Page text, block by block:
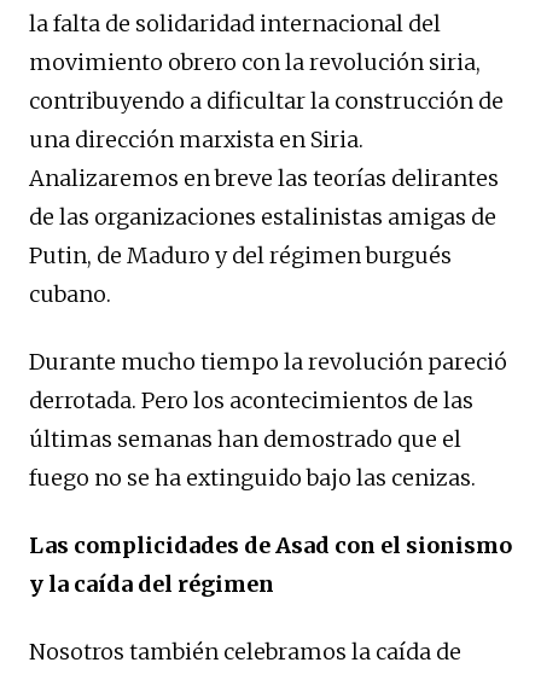
la falta de solidaridad internacional del
movimiento obrero con la revolución siria,
contribuyendo a dificultar la construcción de
una dirección marxista en Siria.
Analizaremos en breve las teorías delirantes
de las organizaciones estalinistas amigas de
Putin, de Maduro y del régimen burgués
cubano.
Durante mucho tiempo la revolución pareció
derrotada. Pero los acontecimientos de las
últimas semanas han demostrado que el
fuego no se ha extinguido bajo las cenizas.
Las complicidades de Asad con el sionismo
y la caída del régimen
Nosotros también celebramos la caída de